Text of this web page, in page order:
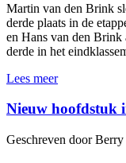
Martin van den Brink
derde plaats in de
en Hans van den Brink
derde in het
Lees meer
Nieuw hoofdstuk
Geschreven door